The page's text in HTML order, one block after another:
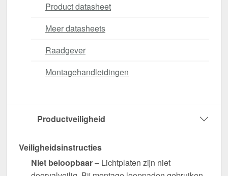
Product datasheet
Meer datasheets
Raadgever
Montagehandleidingen
Productveiligheid
Veiligheidsinstructies
Niet beloopbaar– Lichtplaten zijn niet